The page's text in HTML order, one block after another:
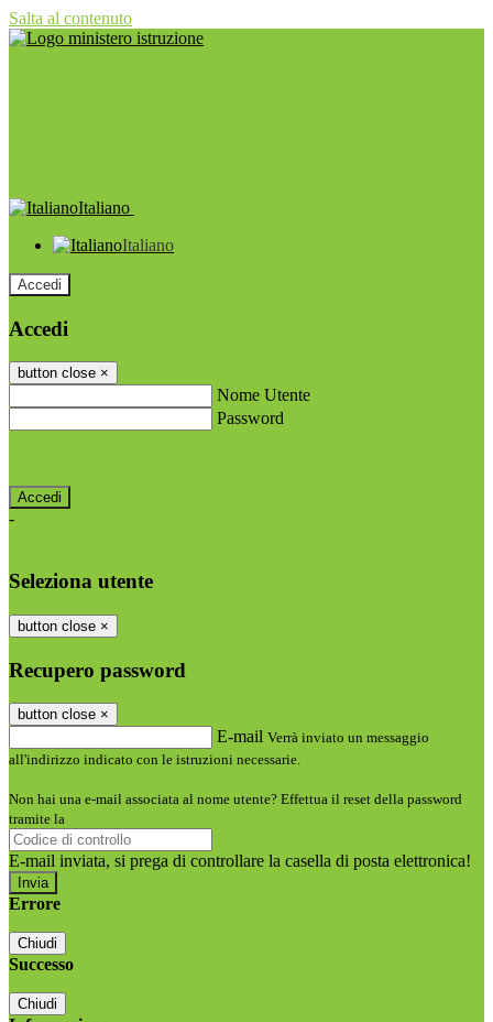
Salta al contenuto
Italiano
Italiano
Accedi
Accedi
button close ×
Nome Utente
Password
-
Seleziona utente
button close ×
Recupero password
button close ×
E-mail Verrà inviato un messaggio
all'indirizzo indicato con le istruzioni necessarie.
Non hai una e-mail associata al nome utente? Effettua il reset della password
tramite la
E-mail inviata, si prega di controllare la casella di posta elettronica!
Errore
Chiudi
Successo
Chiudi